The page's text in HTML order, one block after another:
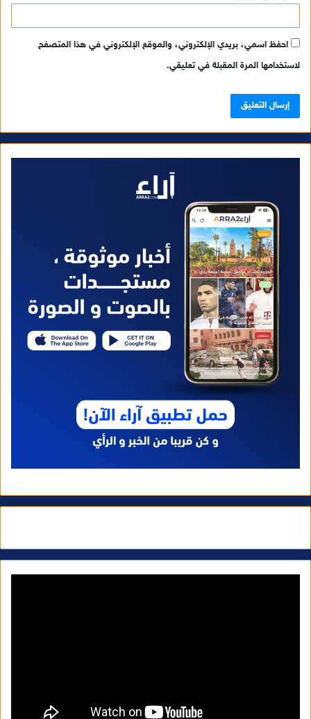
احفظ اسمي، بريدي الإلكتروني، والموقع الإلكتروني في هذا المتصفح
لاستخدامها المرة المقبلة في تعليقي.